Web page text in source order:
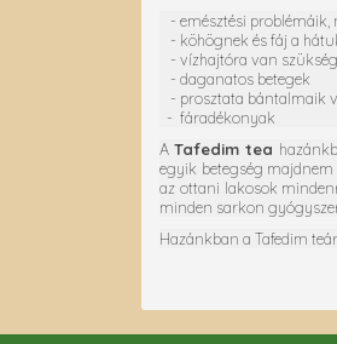
- emésztési
- köhögnek és fáj a
- vízhajtóra van
- daganatos betegek
- prosztata bántalmaik
- fáradékonyak
ATafedim tea
egyik betegség
az ottani lakosok
minden sarkon
Hazánkban a Tafedim